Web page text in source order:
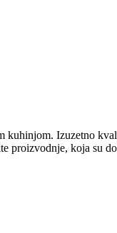
kuhinjom. Izuzetno
proizvodnje, koja su